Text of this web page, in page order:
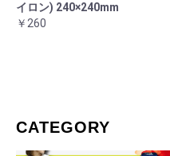
イロン) 240×240mm
￥260
CATEGORY